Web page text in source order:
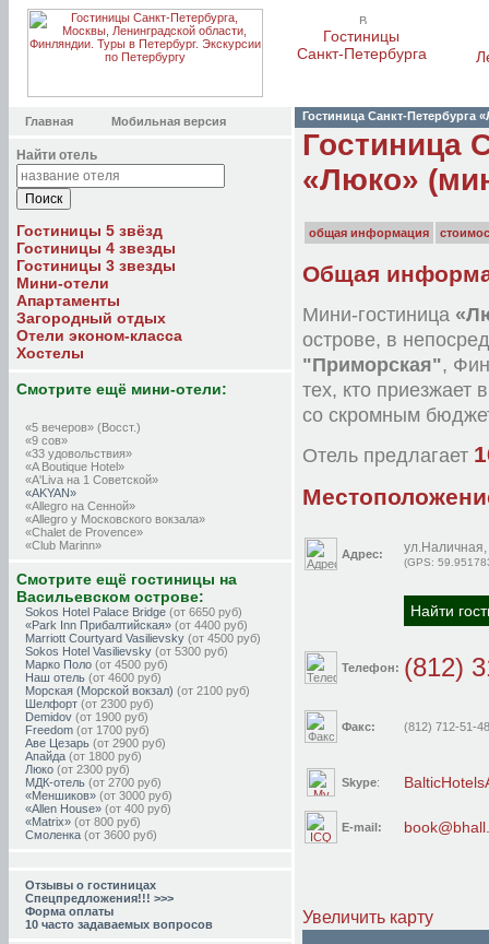
Гостиницы
Санкт-Петербурга
Главная Мобильная версия
Найти отель
Гостиницы 5 звёзд
Гостиницы 4 звезды
Гостиницы 3 звезды
Мини-отели
Апартаменты
Загородный отдых
Отели эконом-класса
Хостелы
Смотрите ещё мини-отели:
«5 вечеров» (Восст.)
«9 сов»
«33 удовольствия»
«A Boutique Hotel»
«A'Liva на 1 Советской»
«AKYAN»
«Allegro на Сенной»
«Allegro у Московского вокзала»
«Chalet de Provence»
«Club Marinn»
«Freedom»
«G73»
«Matrix»
«Men'k Kings»
«Nouvelle Europe»
«Old Flat»
«Park Lane»
«Peterville»
«Residence»
«Residence» у Адмиралтейства
«Sky Hotel»
«Абажур»
«Аве Цезарь» (Б. Конюшенная)
«Аве Цезарь» (Невский, 61)
«Аве Цезарь» (Пушкинская)
«Аве Цезарь» (2-я линия В. О.)
«Адмирал»
«Ажур»
«Акме» на Невском 78
«Акме» на Малой Морской
«Акцент»
«Антре»
«Антураж»
«Апайда»
«Астер»
Смотрите ещё гостиницы на
Васильевском острове:
Sokos Hotel Palace Bridge (от 6650 руб)
«Park Inn Прибалтийская» (от 4400 руб)
Marriott Courtyard Vasilievsky (от 4500 руб)
Sokos Hotel Vasilievsky (от 5300 руб)
Марко Поло (от 4500 руб)
Наш отель (от 4600 руб)
Морская (Морской вокзал) (от 2100 руб)
Шелфорт (от 2300 руб)
Demidov (от 1900 руб)
Freedom (от 1700 руб)
Аве Цезарь (от 2900 руб)
Апайда (от 1800 руб)
Люко (от 2300 руб)
МДК-отель (от 2700 руб)
«Меншиков» (от 3000 руб)
«Allen House» (от 400 руб)
«Matrix» (от 800 руб)
Смоленка (от 3600 руб)
Отзывы о гостиницах
Спецпредложения!!! >>>
Форма оплаты
10 часто задаваемых вопросов
Гостиница Санкт-Петербурга
Гостиница
«Люко»
общая информация
Общая
Мини-гостиница
острове, в
"Приморская",
тех, кто приезжает
со скромным
Отель предлагает
Адрес: ул.Наличная,
(GPS:
Найти
Телефон: (812)
Факс: (812) 712-51-48
Skype:
E-mail:
Увеличить карту